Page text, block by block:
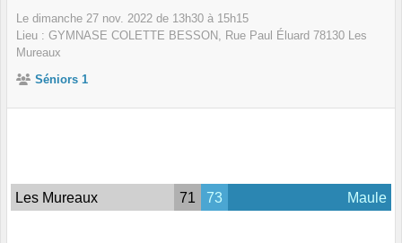
Le dimanche 27 nov. 2022 de 13h30 à 15h15
Lieu : GYMNASE COLETTE BESSON, Rue Paul Éluard 78130 Les
Mureaux
Séniors 1
Les Mureaux 71 73 Maule